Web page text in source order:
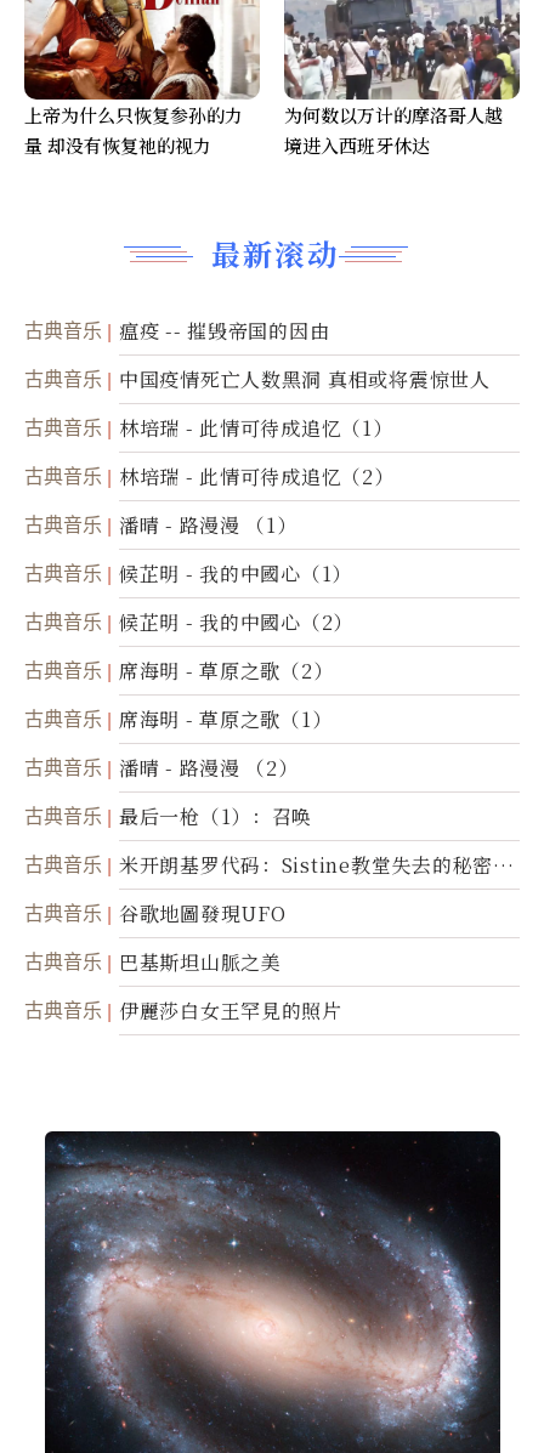
最新滚动
古典音乐 瘟疫 -- 摧毁帝国的因由
古典音乐 中国疫情死亡人数黑洞 真相或将震惊世人
古典音乐 林培瑞 - 此情可待成追忆（1）
古典音乐 林培瑞 - 此情可待成追忆（2）
古典音乐 潘晴 - 路漫漫 （1）
古典音乐 候芷明 - 我的中國心（1）
古典音乐 候芷明 - 我的中國心（2）
古典音乐 席海明 - 草原之歌（2）
古典音乐 席海明 - 草原之歌（1）
古典音乐 潘晴 - 路漫漫 （2）
古典音乐 最后一枪（1）：召唤
古典音乐
米开朗基罗代码：Sistine教堂失去的秘密
(图)
古典音乐 谷歌地圖發現UFO
古典音乐 巴基斯坦山脈之美
古典音乐 伊麗莎白女王罕見的照片
上帝为什么只恢复参孙的力
量 却没有恢复祂的视力
为何数以万计的摩洛哥人越
境进入西班牙休达